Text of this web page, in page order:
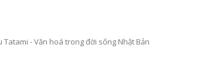
Tatami - Văn hoá trong đời sống Nhật Bản